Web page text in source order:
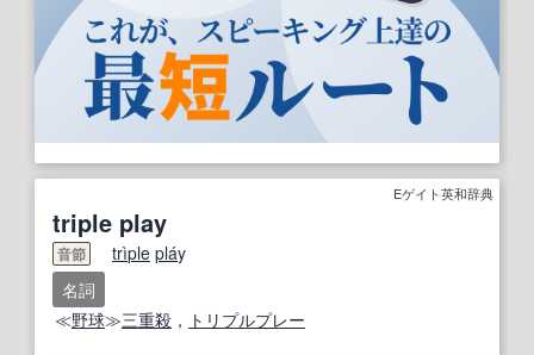
Eゲイト英和辞典
triple play
音節 triple pláy
名詞
≪野球≫三重殺 ， トリプルプレー